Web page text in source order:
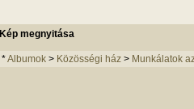
Kép megnyitása
*Albumok > Közösségi ház > Munkálatok